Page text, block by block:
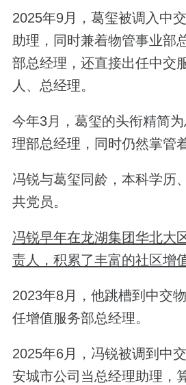
2025年9月，葛玺被调入中
助理，同时兼着物管事业部
部总经理，还直接出任中交
人、总经理。
今年3月，葛玺的头衔精简
理部总经理，同时仍然掌管
冯锐与葛玺同龄，本科学历
共党员。
冯锐早年在龙湖集团华北大
责人，积累了丰富的社区增
2023年8月，他跳槽到中交
任增值服务部总经理。
2025年6月，冯锐被调到中
安城市公司当总经理助理，